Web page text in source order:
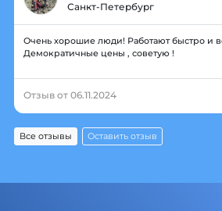
Санкт-Петербург
Очень хорошие люди! Работают быстро и
Демократичные цены , советую !
Отзыв от 06.11.2024
Все отзывы Оставить отзыв